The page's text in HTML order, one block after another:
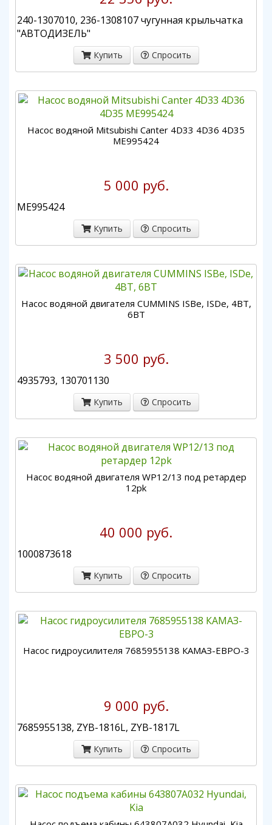
240-1307010, 236-1308107 чугунная крыльчатка
"АВТОДИЗЕЛЬ"
Купить Спросить
Насос водяной Mitsubishi Canter 4D33 4D36 4D35
ME995424
5 000 руб.
ME995424
Купить Спросить
Насос водяной двигателя CUMMINS ISBe, ISDe, 4BT,
6BT
3 500 руб.
4935793, 130701130
Купить Спросить
Насос водяной двигателя WP12/13 под ретардер
12pk
40 000 руб.
1000873618
Купить Спросить
Насос гидроусилителя 7685955138 КАМАЗ-ЕВРО-3
9 000 руб.
7685955138, ZYB-1816L, ZYB-1817L
Купить Спросить